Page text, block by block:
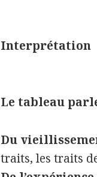
Interprétation
Le tableau
Du
traits, les traits